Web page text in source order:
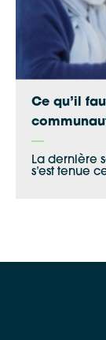
Ce qu’il
La dernière
s’est tenue